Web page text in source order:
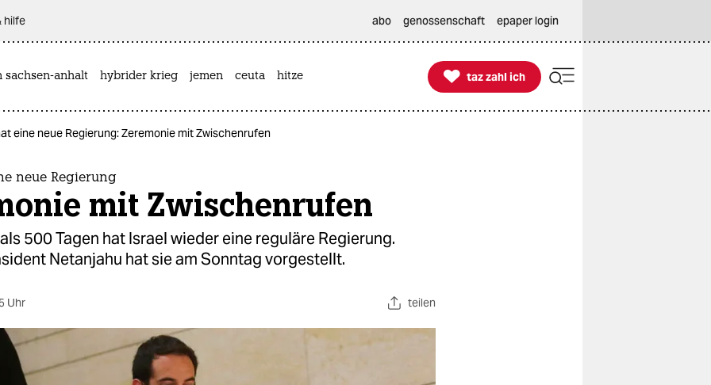
hilfe abo genossenschaft epaper login
sachsen-anhalt hybrider krieg jemen ceuta hitze 
taz zahl ich
taz zahl ich
eine neue Regierung: Zeremonie mit Zwischenrufen
neue Regierung
mit Zwischenrufen
500 Tagen hat Israel wieder eine reguläre Regierung.
Netanjahu hat sie am Sonntag vorgestellt.
Uhr teilen